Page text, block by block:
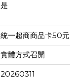
是
統一超商商品卡50元
實體方式召開
20260311